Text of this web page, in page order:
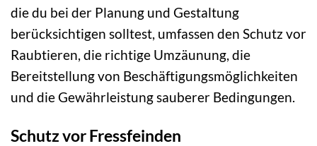
die du bei der Planung und Gestaltung
berücksichtigen solltest, umfassen den Schutz vor
Raubtieren, die richtige Umzäunung, die
Bereitstellung von Beschäftigungsmöglichkeiten
und die Gewährleistung sauberer Bedingungen.
Schutz vor Fressfeinden